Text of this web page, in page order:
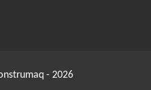
- 2026